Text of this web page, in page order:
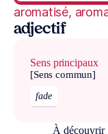
aromatisé,
adjectif
Sens principaux
[Sens commun]
fade
À découvrir